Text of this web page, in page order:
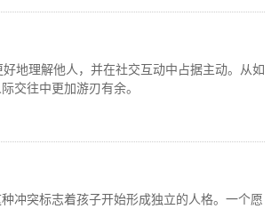
地理解他人，并在社交互动中占据主动。从如
交往中更加游刃有余。
冲突标志着孩子开始形成独立的人格。一个愿